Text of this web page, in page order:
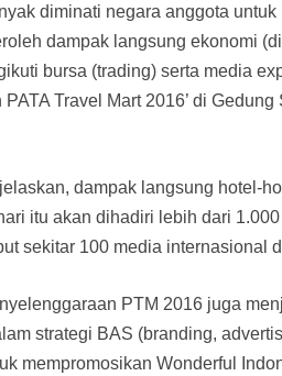
diminati negara anggota
dampak langsung ekonomi
bursa (trading) serta media
PATA Travel Mart 2016’ di
dampak langsung hotel-
itu akan dihadiri lebih dari
sekitar 100 media internasional
PTM 2016 juga
strategi BAS (branding,
mempromosikan Wonderful